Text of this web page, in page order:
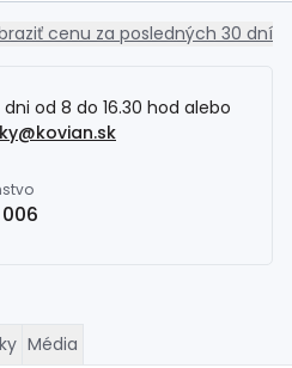
cenu za posledných 30 dní
od 8 do 16.30 hod alebo
Média